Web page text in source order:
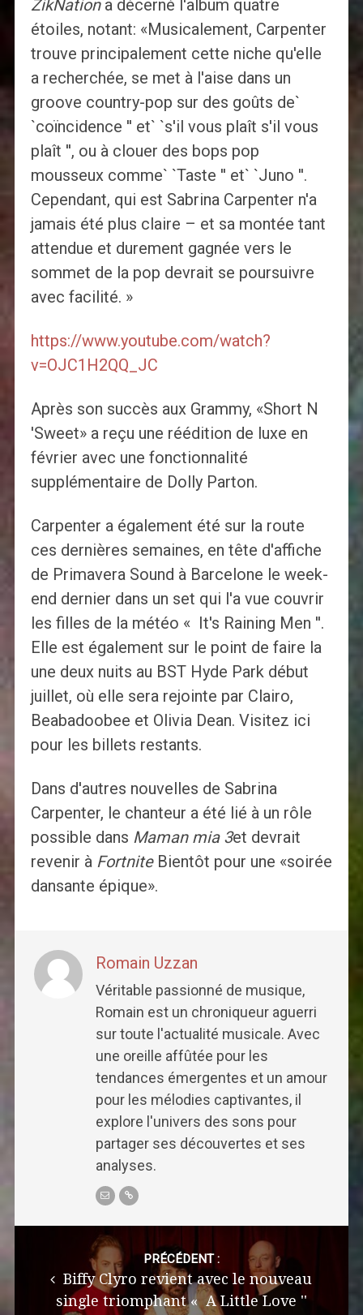
ZikNation a décerné l'album quatre
étoiles, notant: «Musicalement, Carpenter
trouve principalement cette niche qu'elle
a recherchée, se met à l'aise dans un
groove country-pop sur des goûts de`
`coïncidence '' et` `s'il vous plaît s'il vous
plaît '', ou à clouer des bops pop
mousseux comme` `Taste '' et` `Juno ''.
Cependant, qui est Sabrina Carpenter n'a
jamais été plus claire – et sa montée tant
attendue et durement gagnée vers le
sommet de la pop devrait se poursuivre
avec facilité. »
https://www.youtube.com/watch?
v=OJC1H2QQ_JC
Après son succès aux Grammy, «Short N
'Sweet» a reçu une réédition de luxe en
février avec une fonctionnalité
supplémentaire de Dolly Parton.
Carpenter a également été sur la route
ces dernières semaines, en tête d'affiche
de Primavera Sound à Barcelone le week-
end dernier dans un set qui l'a vue couvrir
les filles de la météo « It's Raining Men ''.
Elle est également sur le point de faire la
une deux nuits au BST Hyde Park début
juillet, où elle sera rejointe par Clairo,
Beabadoobee et Olivia Dean. Visitez ici
pour les billets restants.
Dans d'autres nouvelles de Sabrina
Carpenter, le chanteur a été lié à un rôle
possible dans Maman mia 3et devrait
revenir à FortniteBientôt pour une «soirée
dansante épique».
Romain Uzzan
Véritable passionné de musique,
Romain est un chroniqueur aguerri
sur toute l'actualité musicale. Avec
une oreille affûtée pour les
tendances émergentes et un amour
pour les mélodies captivantes, il
explore l'univers des sons pour
partager ses découvertes et ses
analyses.
PRÉCÉDENT :
Biffy Clyro revient avec le nouveau
single triomphant « A Little Love ''